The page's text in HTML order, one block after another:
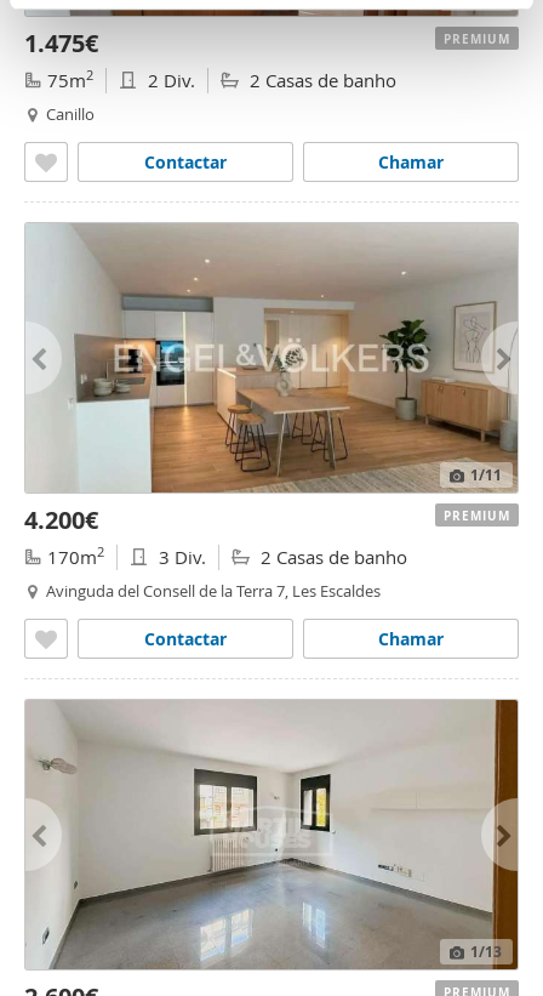
partir del uso que haya hecho de sus servicios.
n
1.475€
75m2 2 Div. 2 Casas de banho
Canillo
Chamar
Contactar
PREMIUM
1/11
4.200€
170m2 3 Div. 2 Casas de banho
Avinguda del Consell de la Terra 7, Les Escaldes
Chamar
Contactar
PREMIUM
1/13
PREMIUM